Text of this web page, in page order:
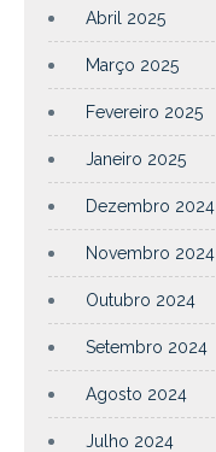
Abril 2025
Março 2025
Fevereiro 2025
Janeiro 2025
Dezembro 2024
Novembro 2024
Outubro 2024
Setembro 2024
Agosto 2024
Julho 2024